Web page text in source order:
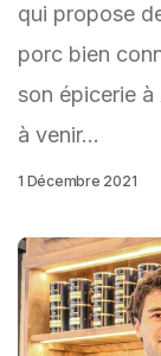
qui propose
porc bien
son épicerie
à venir...
1 Décembre 2021